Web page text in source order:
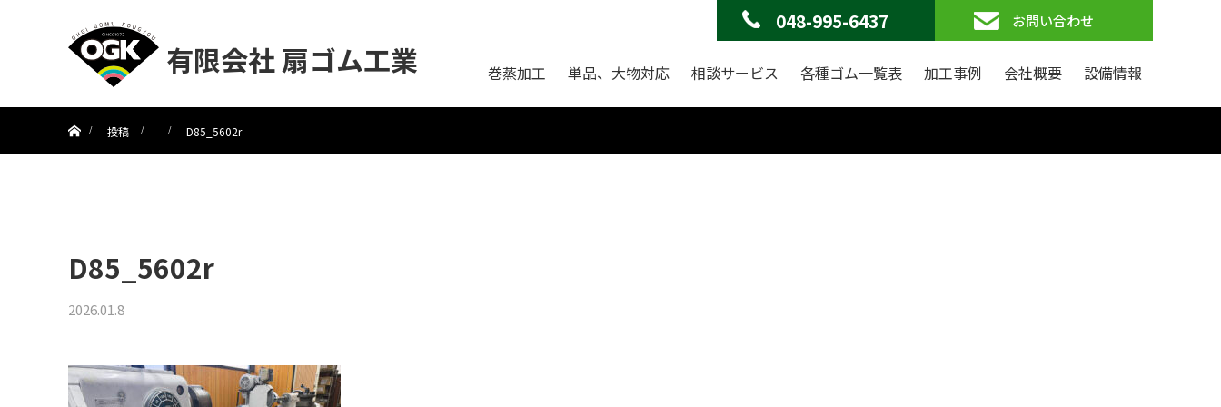
有限会社 扇ゴム工業
048-995-6437 お問い合わせ
巻蒸加工 単品、大物対応 相談サービス 各種ゴム一覧表 加工事例 会社概要 設備情報
投稿
D85_5602r
D85_5602r
2026.01.8